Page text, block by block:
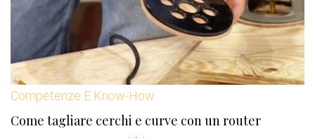
Competenze E Know-How
Come tagliare cerchi e curve con un router